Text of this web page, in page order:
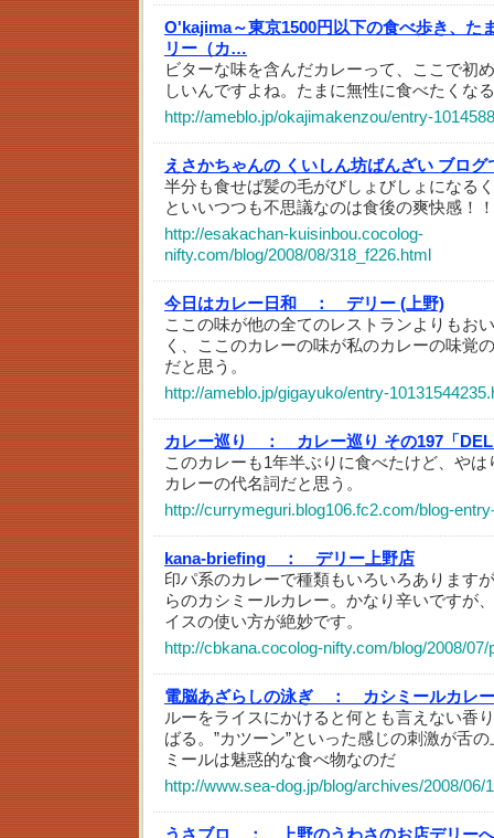
O'kajima～東京1500円以下の食べ歩き、
リー（カ…
ビターな味を含んだカレーって、ここで初
しいんですよね。たまに無性に食べたくな
http://ameblo.jp/okajimakenzou/entry-
えさかちゃんの くいしん坊ばんざい ブロ
半分も食せば髪の毛がびしょびしょになる
といいつつも不思議なのは食後の爽快感！！
http://esakachan-kuisinbou.cocolog-
nifty.com/blog/2008/08/318_f226.html
今日はカレー日和 ：
デリー (上野)
ここの味が他の全てのレストランよりもお
く、ここのカレーの味が私のカレーの味覚
だと思う。
http://ameblo.jp/gigayuko/entry-
カレー巡り ：
カレー巡り その197「
このカレーも1年半ぶりに食べたけど、や
カレーの代名詞だと思う。
http://currymeguri.blog106.fc2.com/blog-
kana-briefing ：
デリー上野店
印パ系のカレーで種類もいろいろあります
らのカシミールカレー。かなり辛いですが
イスの使い方が絶妙です。
http://cbkana.cocolog-nifty.com/blog/2008/
電脳あざらしの泳ぎ ：
カシミールカレ
ルーをライスにかけると何とも言えない香
ばる。”カツーン”といった感じの刺激が舌
ミールは魅惑的な食べ物なのだ
http://www.sea-dog.jp/blog/archives/2008/06/
うさブロ ：
上野のうわさのお店デリー